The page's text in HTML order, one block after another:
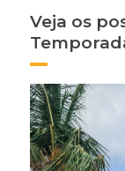
Veja os